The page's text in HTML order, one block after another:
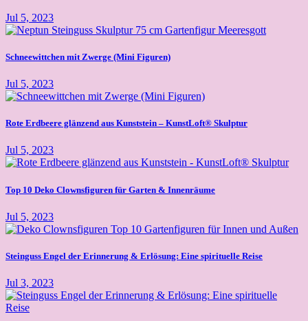
Jul 5, 2023
Schneewittchen mit Zwerge (Mini Figuren)
Jul 5, 2023
Rote Erdbeere glänzend aus Kunststein – KunstLoft® Skulptur
Jul 5, 2023
Top 10 Deko Clownsfiguren für Garten & Innenräume
Jul 5, 2023
Steinguss Engel der Erinnerung & Erlösung: Eine spirituelle Reise
Jul 3, 2023